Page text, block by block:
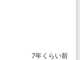
7年くらい前